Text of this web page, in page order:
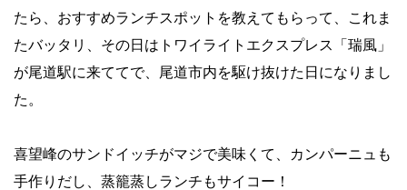
たら、おすすめランチスポットを教えてもらって、これま
たバッタリ、その日はトワイライトエクスプレス「瑞風」
が尾道駅に来ててで、尾道市内を駆け抜けた日になりまし
た。
喜望峰のサンドイッチがマジで美味くて、カンパーニュも
手作りだし、蒸籠蒸しランチもサイコー！